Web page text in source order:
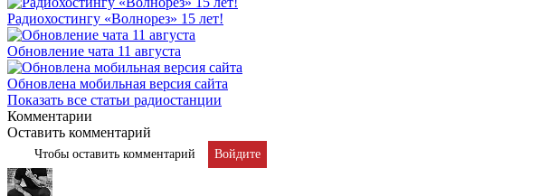
Радиохостингу «Волнорез» 15 лет!
Обновление чата 11 августа
Обновлена мобильная версия сайта
Показать все статьи радиостанции
Комментарии
Оставить комментарий
Чтобы оставить комментарий Войдите